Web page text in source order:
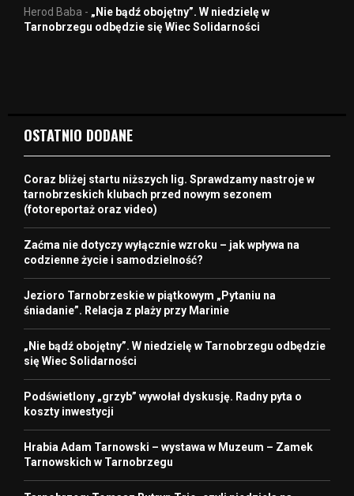
Herod Baba - „Nie bądź obojętny”. W niedzielę w
Tarnobrzegu odbędzie się Wiec Solidarności
OSTATNIO DODANE
Coraz bliżej startu niższych lig. Sprawdzamy nastroje w
tarnobrzeskich klubach przed nowym sezonem
(fotoreportaż oraz video)
Zaćma nie dotyczy wyłącznie wzroku – jak wpływa na
codzienne życie i samodzielność?
Jezioro Tarnobrzeskie w piątkowym „Pytaniu na
śniadanie”. Relacja z plaży przy Marinie
„Nie bądź obojętny”. W niedzielę w Tarnobrzegu odbędzie
się Wiec Solidarności
Podświetlony „grzyb” wywołał dyskusję. Radny pyta o
koszty inwestycji
Hrabia Adam Tarnowski – wystawa w Muzeum – Zamek
Tarnowskich w Tarnobrzegu